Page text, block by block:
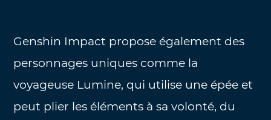
Genshin Impact propose également des
personnages uniques comme la
voyageuse Lumine, qui utilise une épée et
peut plier les éléments à sa volonté, du